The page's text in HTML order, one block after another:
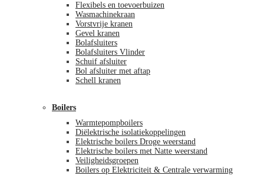
Flexibels en toevoerbuizen
Wasmachinekraan
Vorstvrije kranen
Gevel kranen
Bolafsluiters
Bolafsluiters Vlinder
Schuif afsluiter
Bol afsluiter met aftap
Schell kranen
Boilers
Warmtepompboilers
Diëlektrische isolatiekoppelingen
Elektrische boilers Droge weerstand
Elektrische boilers met Natte weerstand
Veiligheidsgroepen
Boilers op Elektriciteit & Centrale verwarming